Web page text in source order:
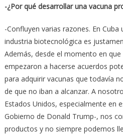
-¿Por qué desarrollar una vacuna
-Confluyen varias razones. En
industria biotecnológica es
Además, desde el momento en
empezaron a hacerse acuerdos
para adquirir vacunas que todavía
de que no iban a alcanzar. A
Estados Unidos, especialmente en
Gobierno de Donald Trump-, nos
productos y no siempre podemos